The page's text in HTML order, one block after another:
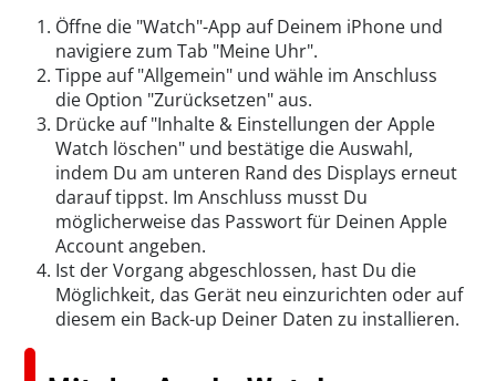
Öffne die "Watch"-App auf Deinem iPhone und
navigiere zum Tab "Meine Uhr".
Tippe auf "Allgemein" und wähle im Anschluss
die Option "Zurücksetzen" aus.
Drücke auf "Inhalte & Einstellungen der Apple
Watch löschen" und bestätige die Auswahl,
indem Du am unteren Rand des Displays erneut
darauf tippst. Im Anschluss musst Du
möglicherweise das Passwort für Deinen Apple
Account angeben.
Ist der Vorgang abgeschlossen, hast Du die
Möglichkeit, das Gerät neu einzurichten oder auf
diesem ein Back-up Deiner Daten zu installieren.